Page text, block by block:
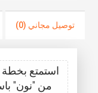
توصيل مجاني (0)
من "نون"